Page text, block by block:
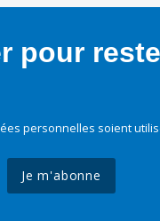
pour
personnelles soient
Je m'abonne